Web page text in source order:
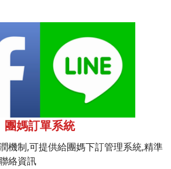
團媽訂單系統
機制,可提供給團媽下訂管理系統,精準
絡資訊